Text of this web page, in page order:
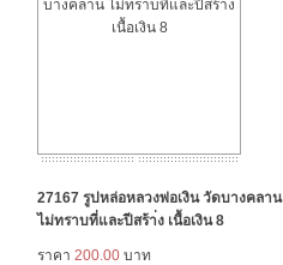
27167 รูปหล่อหลวงพ่อเงิน วัดบางคลาน
ไม่ทราบที่และปีสร้า่ง เนื้อเงิน 8
ราคา 200.00 บาท